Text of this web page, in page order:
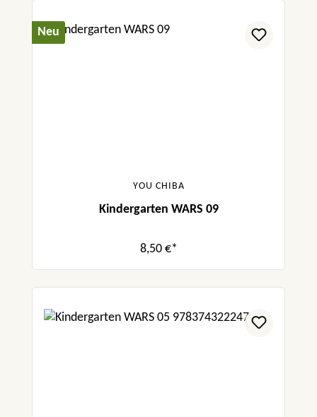
Neu
YOU CHIBA
Kindergarten WARS 09
8,50 €*